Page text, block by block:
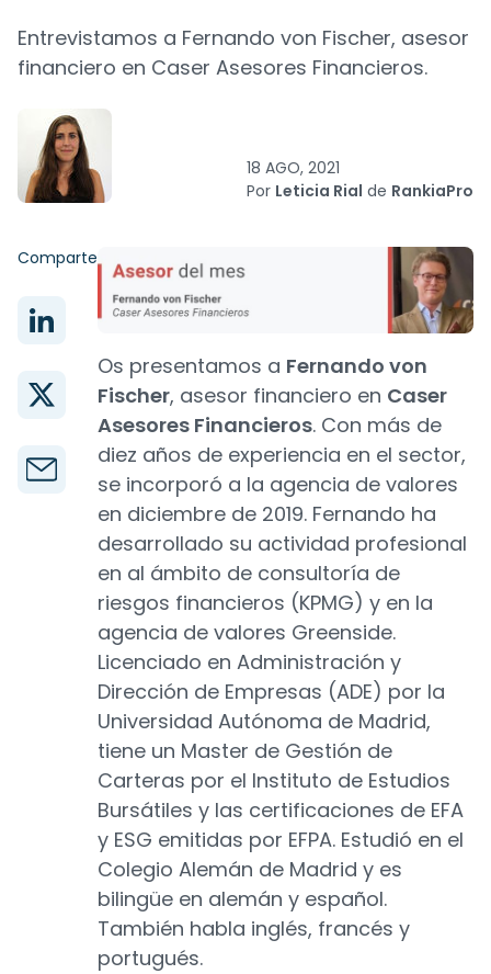
Entrevistamos a Fernando von Fischer, asesor
financiero en Caser Asesores Financieros.
18 AGO, 2021
Por Leticia Rial de RankiaPro
Comparte
Os presentamos a Fernando von
Fischer, asesor financiero en Caser
Asesores Financieros. Con más de
diez años de experiencia en el sector,
se incorporó a la agencia de valores
en diciembre de 2019. Fernando ha
desarrollado su actividad profesional
en al ámbito de consultoría de
riesgos financieros (KPMG) y en la
agencia de valores Greenside.
Licenciado en Administración y
Dirección de Empresas (ADE) por la
Universidad Autónoma de Madrid,
tiene un Master de Gestión de
Carteras por el Instituto de Estudios
Bursátiles y las certificaciones de EFA
y ESG emitidas por EFPA. Estudió en el
Colegio Alemán de Madrid y es
bilingüe en alemán y español.
También habla inglés, francés y
portugués.